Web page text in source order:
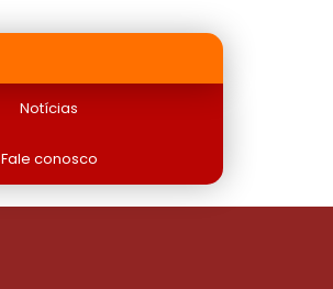
Notícias
Fale conosco